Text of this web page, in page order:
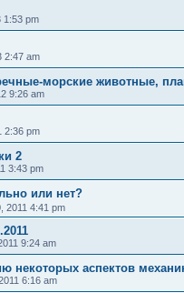
1:53 pm
2:47 am
морские животные,
9:26 am
2:36 pm
2
3:43 pm
или нет?
2011 4:41 pm
9:24 am
некоторых аспектов
6:16 am